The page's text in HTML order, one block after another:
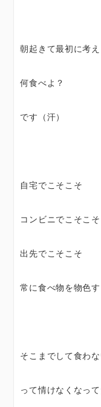
朝起きて最初に考
何食べよ？
です（汗）
自宅でこそこそ
コンビニでこそこそ
出先でこそこそ
常に食べ物を物色す
そこまでして食わ
って情けなくなっ